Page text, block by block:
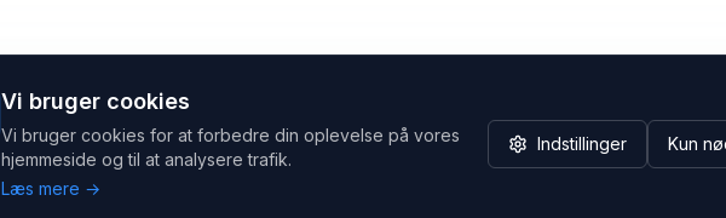
Vi bruger cookies
Vi bruger cookies for at forbedre din oplevelse på vores
hjemmeside og til at analysere trafik.
Læs mere →
Indstillinger Kun